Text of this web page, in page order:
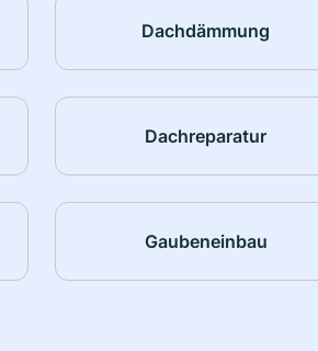
Dachdämmung
Dachreparatur
Gaubeneinbau